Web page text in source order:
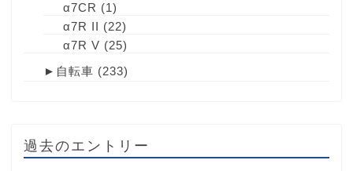
α7CR (1)
α7R II (22)
α7R V (25)
► 自転車 (233)
過去のエントリー